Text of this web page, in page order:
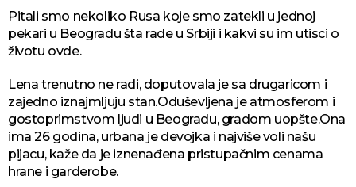
Pitali smo nekoliko Rusa koje smo zatekli u jednoj
pekari u Beogradu šta rade u Srbiji i kakvi su im utisci o
životu ovde.
Lena trenutno ne radi, doputovala je sa drugaricom i
zajedno iznajmljuju stan.Oduševljena je atmosferom i
gostoprimstvom ljudi u Beogradu, gradom uopšte.Ona
ima 26 godina, urbana je devojka i najviše voli našu
pijacu, kaže da je iznenađena pristupačnim cenama
hrane i garderobe.